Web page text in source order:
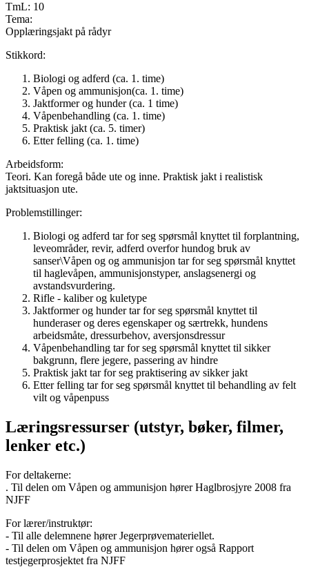
TmL: 10
Tema:
Opplæringsjakt på rådyr
Stikkord:
Biologi og adferd (ca. 1. time)
Våpen og ammunisjon(ca. 1. time)
Jaktformer og hunder (ca. 1 time)
Våpenbehandling (ca. 1. time)
Praktisk jakt (ca. 5. timer)
Etter felling (ca. 1. time)
Arbeidsform:
Teori. Kan foregå både ute og inne. Praktisk jakt i realistisk
jaktsituasjon ute.
Problemstillinger:
Biologi og adferd tar for seg spørsmål knyttet til forplantning,
leveområder, revir, adferd overfor hundog bruk av
sanser\Våpen og og ammunisjon tar for seg spørsmål knyttet
til haglevåpen, ammunisjonstyper, anslagsenergi og
avstandsvurdering.
Rifle - kaliber og kuletype
Jaktformer og hunder tar for seg spørsmål knyttet til
hunderaser og deres egenskaper og særtrekk, hundens
arbeidsmåte, dressurbehov, aversjonsdressur
Våpenbehandling tar for seg spørsmål knyttet til sikker
bakgrunn, flere jegere, passering av hindre
Praktisk jakt tar for seg praktisering av sikker jakt
Etter felling tar for seg spørsmål knyttet til behandling av felt
vilt og våpenpuss
Læringsressurser (utstyr, bøker, filmer,
lenker etc.)
For deltakerne:
. Til delen om Våpen og ammunisjon hører Haglbrosjyre 2008 fra
NJFF
For lærer/instruktør:
- Til alle delemnene hører Jegerprøvemateriellet.
- Til delen om Våpen og ammunisjon hører også Rapport
testjegerprosjektet fra NJFF